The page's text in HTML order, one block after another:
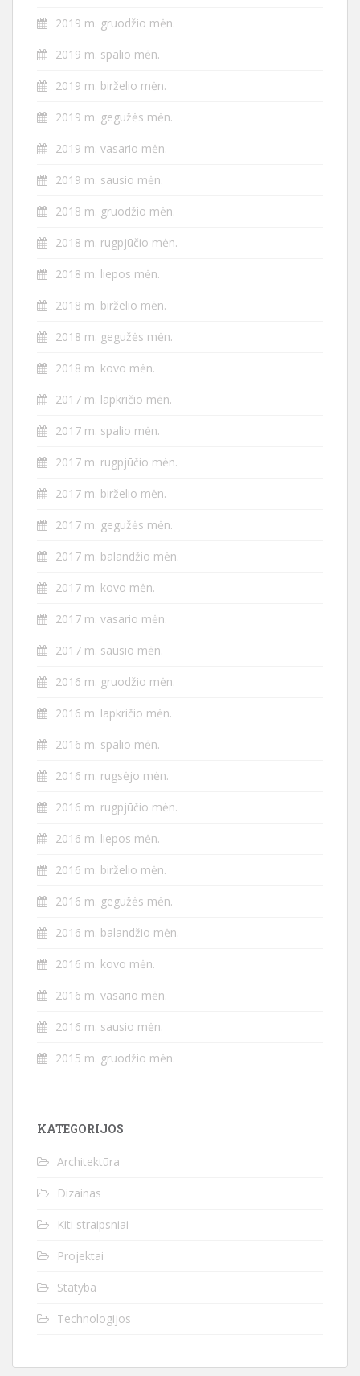
2019 m. gruodžio mėn.
2019 m. spalio mėn.
2019 m. birželio mėn.
2019 m. gegužės mėn.
2019 m. vasario mėn.
2019 m. sausio mėn.
2018 m. gruodžio mėn.
2018 m. rugpjūčio mėn.
2018 m. liepos mėn.
2018 m. birželio mėn.
2018 m. gegužės mėn.
2018 m. kovo mėn.
2017 m. lapkričio mėn.
2017 m. spalio mėn.
2017 m. rugpjūčio mėn.
2017 m. birželio mėn.
2017 m. gegužės mėn.
2017 m. balandžio mėn.
2017 m. kovo mėn.
2017 m. vasario mėn.
2017 m. sausio mėn.
2016 m. gruodžio mėn.
2016 m. lapkričio mėn.
2016 m. spalio mėn.
2016 m. rugsėjo mėn.
2016 m. rugpjūčio mėn.
2016 m. liepos mėn.
2016 m. birželio mėn.
2016 m. gegužės mėn.
2016 m. balandžio mėn.
2016 m. kovo mėn.
2016 m. vasario mėn.
2016 m. sausio mėn.
2015 m. gruodžio mėn.
KATEGORIJOS
Architektūra
Dizainas
Kiti straipsniai
Projektai
Statyba
Technologijos